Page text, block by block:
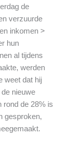
de
verzuurde
inkomen >
hun
al tijdens
werden
weet dat hij
nieuwe
rond de 28% is
gesproken,